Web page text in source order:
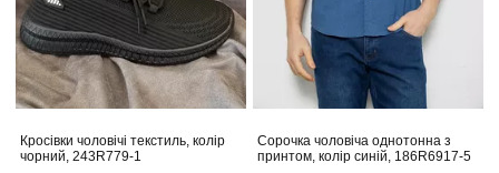
Кросівки чоловічі текстиль, колір
чорний, 243R779-1
Сорочка чоловіча однотонна з
принтом, колір синій, 186R6917-5